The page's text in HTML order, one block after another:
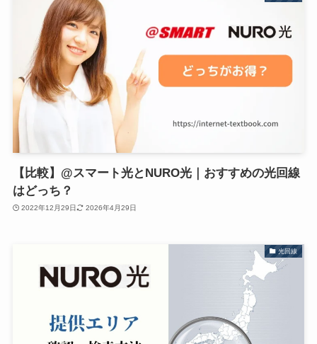
【比較】@スマート光とNURO光｜おすすめの光回線
はどっち？
2022年12月29日 2026年4月29日
光回線